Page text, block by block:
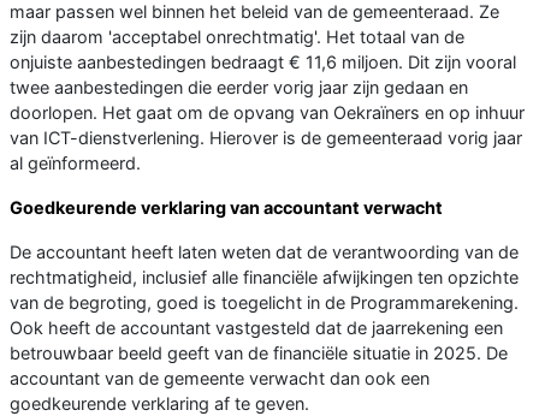
maar passen wel binnen het beleid van de gemeenteraad. Ze
zijn daarom 'acceptabel onrechtmatig'. Het totaal van de
onjuiste aanbestedingen bedraagt € 11,6 miljoen. Dit zijn vooral
twee aanbestedingen die eerder vorig jaar zijn gedaan en
doorlopen. Het gaat om de opvang van Oekraïners en op inhuur
van ICT-dienstverlening. Hierover is de gemeenteraad vorig jaar
al geïnformeerd.
Goedkeurende verklaring van accountant verwacht
De accountant heeft laten weten dat de verantwoording van de
rechtmatigheid, inclusief alle financiële afwijkingen ten opzichte
van de begroting, goed is toegelicht in de Programmarekening.
Ook heeft de accountant vastgesteld dat de jaarrekening een
betrouwbaar beeld geeft van de financiële situatie in 2025. De
accountant van de gemeente verwacht dan ook een
goedkeurende verklaring af te geven.